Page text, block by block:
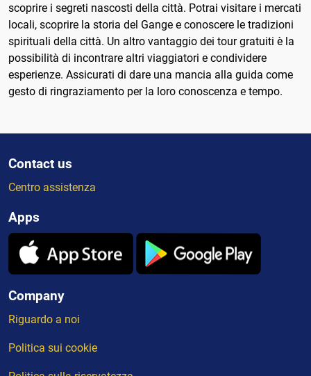
scoprire i segreti nascosti della città. Potrai visitare i mercati
locali, scoprire la storia del Gange e conoscere le tradizioni
spirituali della città. Un altro vantaggio dei tour gratuiti è la
possibilità di incontrare altri viaggiatori e condividere
esperienze. Assicurati di dare una mancia alla guida come
gesto di ringraziamento per la loro conoscenza e tempo.
Contact us
Centro assistenza
Apps
Company
Riguardo a noi
Politica sui cookie